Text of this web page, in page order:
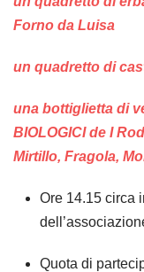
Forno da Luisa
un quadretto di
una bottiglietta di
BIOLOGICI de I
Mirtillo, Fragola,
Ore 14.15 circa
Quota di